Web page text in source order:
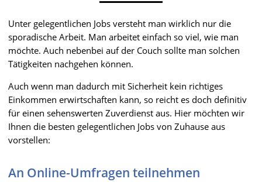
Unter gelegentlichen Jobs versteht man wirklich nur die
sporadische Arbeit. Man arbeitet einfach so viel, wie man
möchte. Auch nebenbei auf der Couch sollte man solchen
Tätigkeiten nachgehen können.
Auch wenn man dadurch mit Sicherheit kein richtiges
Einkommen erwirtschaften kann, so reicht es doch definitiv
für einen sehenswerten Zuverdienst aus. Hier möchten wir
Ihnen die besten gelegentlichen Jobs von Zuhause aus
vorstellen:
An Online-Umfragen teilnehmen